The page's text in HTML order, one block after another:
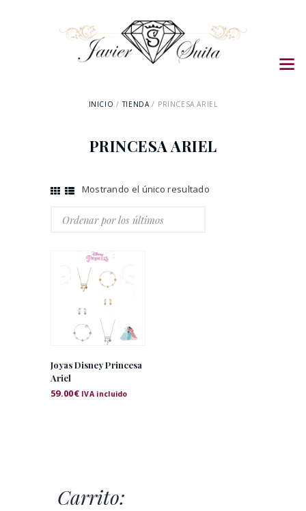
INICIO TIENDA PRINCESA ARIEL
PRINCESA ARIEL
Mostrando el único resultado
Joyas Disney Princesa
Ariel
59.00€ IVA incluido
Carrito: